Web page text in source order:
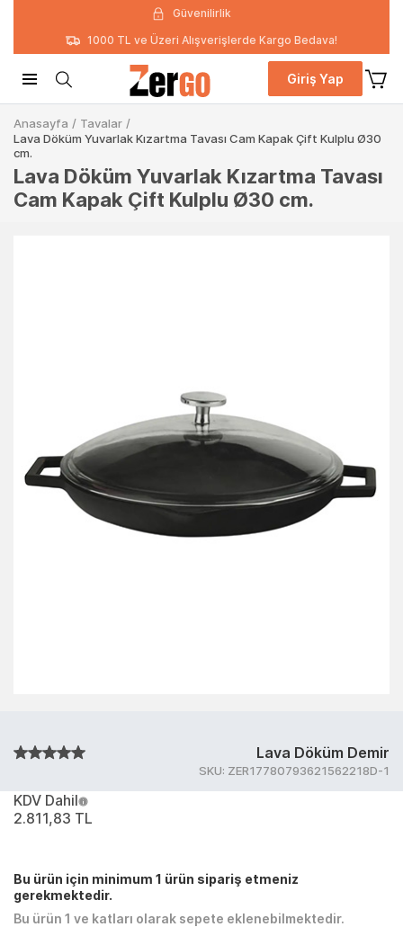
Güvenilirlik
1000 TL ve Üzeri Alışverişlerde Kargo Bedava!
Giriş Yap
Anasayfa / Tavalar /
Lava Döküm Yuvarlak Kızartma Tavası Cam Kapak Çift Kulplu Ø30
cm.
Lava Döküm Yuvarlak Kızartma Tavası
Cam Kapak Çift Kulplu Ø30 cm.
Lava Döküm Demir
SKU: ZER17780793621562218D-1
KDV Dahil
2.811,83 TL
Bu ürün için minimum 1 ürün sipariş etmeniz
gerekmektedir.
Bu ürün 1 ve katları olarak sepete eklenebilmektedir.